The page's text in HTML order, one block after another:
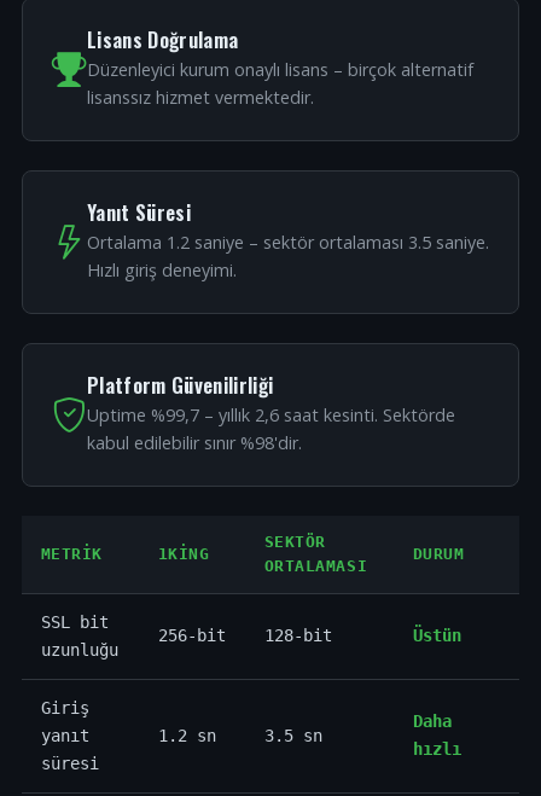
Lisans Doğrulama
Düzenleyici kurum onaylı lisans – birçok alternatif
lisanssız hizmet vermektedir.
Yanıt Süresi
Ortalama 1.2 saniye – sektör ortalaması 3.5 saniye.
Hızlı giriş deneyimi.
Platform Güvenilirliği
Uptime %99,7 – yıllık 2,6 saat kesinti. Sektörde
kabul edilebilir sınır %98'dir.
METRIK 1KING
SEKTÖR
ORTALAMASI
DURUM
SSL bit
uzunluğu
256-bit 128-bit Üstün
Giriş
yanıt
süresi
1.2 sn 3.5 sn
Daha
hızlı